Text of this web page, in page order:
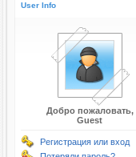
User Info
Добро пожаловать,
Guest
Регистрация или вход